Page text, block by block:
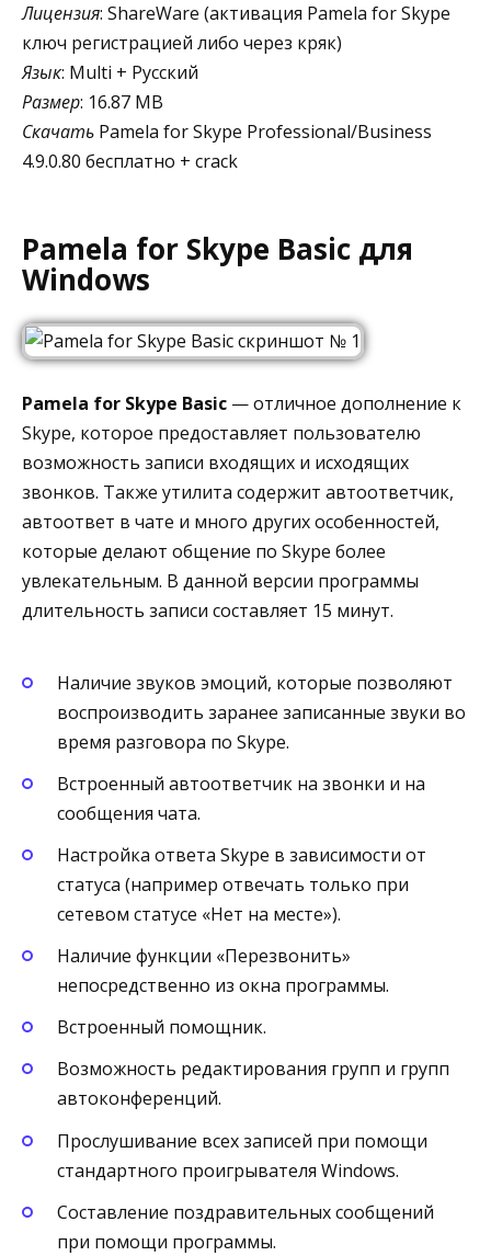
Лицензия: ShareWare (активация Pamela for Skype
ключ регистрацией либо через кряк)
Язык: Multi + Русский
Размер: 16.87 MB
Скачать Pamela for Skype Professional/Business
4.9.0.80 бесплатно + crack
Pamela for Skype Basic для
Windows
Pamela for Skype Basic — отличное дополнение к
Skype, которое предоставляет пользователю
возможность записи входящих и исходящих
звонков. Также утилита содержит автоответчик,
автоответ в чате и много других особенностей,
которые делают общение по Skype более
увлекательным. В данной версии программы
длительность записи составляет 15 минут.
Наличие звуков эмоций, которые позволяют
воспроизводить заранее записанные звуки во
время разговора по Skype.
Встроенный автоответчик на звонки и на
сообщения чата.
Настройка ответа Skype в зависимости от
статуса (например отвечать только при
сетевом статусе «Нет на месте»).
Наличие функции «Перезвонить»
непосредственно из окна программы.
Встроенный помощник.
Возможность редактирования групп и групп
автоконференций.
Прослушивание всех записей при помощи
стандартного проигрывателя Windows.
Составление поздравительных сообщений
при помощи программы.